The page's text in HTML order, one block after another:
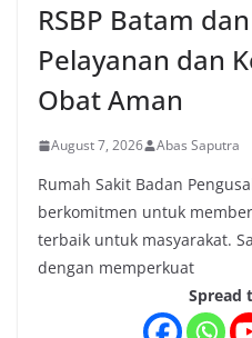
RSBP Batam
Pelayanan dan
Obat Aman
August 7, 2026 Abas Saputra
Rumah Sakit Badan
berkomitmen untuk
terbaik untuk masyarakat.
dengan memperkuat
Spread